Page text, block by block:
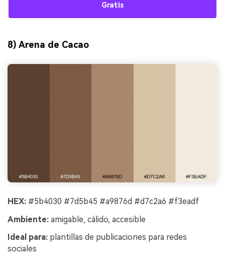
Gratis
8) Arena de Cacao
HEX: #5b4030 #7d5b45 #a9876d #d7c2a6 #f3eadf
Ambiente: amigable, cálido, accesible
Ideal para: plantillas de publicaciones para redes
sociales